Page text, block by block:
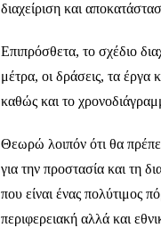
διαχείριση και
Επιπρόσθετα, το σχέδιο
μέτρα, οι δράσεις, τα έργα
καθώς και το
Θεωρώ λοιπόν ότι θα
για την προστασία και τη
που είναι ένας πολύτιμος
περιφερειακή αλλά και